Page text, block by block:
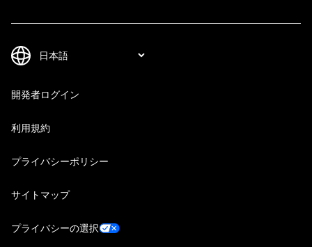
開発者ログイン
利用規約
プライバシーポリシー
サイトマップ
プライバシーの選択